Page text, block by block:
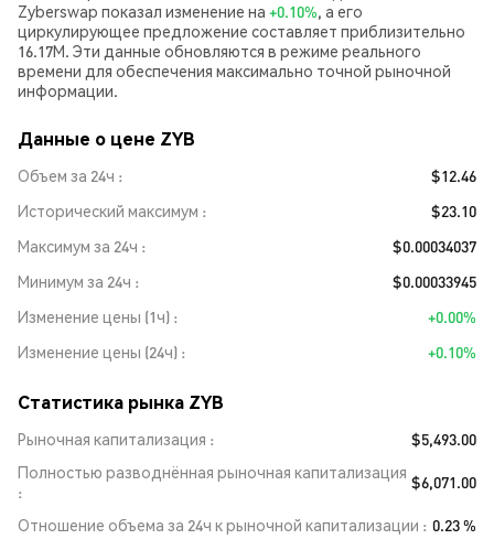
Zyberswap показал изменение на +0.10%, а его
циркулирующее предложение составляет приблизительно
16.17M. Эти данные обновляются в режиме реального
времени для обеспечения максимально точной рыночной
информации.
Данные о цене ZYB
Объем за 24ч
$12.46
Исторический максимум
$23.10
Максимум за 24ч
$0.00034037
Минимум за 24ч
$0.00033945
Изменение цены (1ч)
+0.00%
Изменение цены (24ч)
+0.10%
Статистика рынка ZYB
Рыночная капитализация
$5,493.00
Полностью разводнённая рыночная капитализация $6,071.00
Отношение объема за 24ч к рыночной капитализации
0.23 %